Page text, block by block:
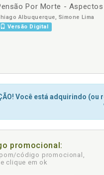
Por Morte -
Albuquerque, Simone Lima
Versão Digital
- +
Você está adquirindo
promocional:
código promocional,
clique em ok